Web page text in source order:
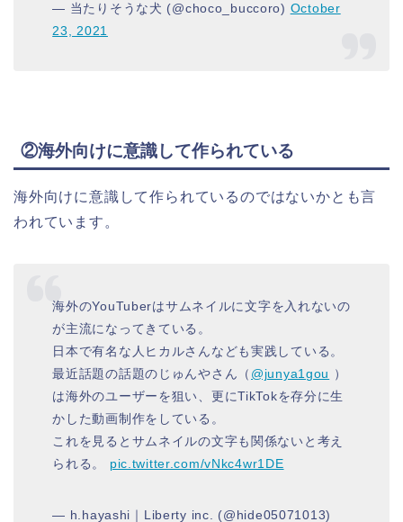
— 当たりそうな犬 (@choco_buccoro) October
23, 2021
②海外向けに意識して作られている
海外向けに意識して作られているのではないかとも言
われています。
海外のYouTuberはサムネイルに文字を入れないの
が主流になってきている。
日本で有名な人ヒカルさんなども実践している。
最近話題の話題のじゅんやさん（ @junya1gou ）
は海外のユーザーを狙い、更にTikTokを存分に生
かした動画制作をしている。
これを見るとサムネイルの文字も関係ないと考え
られる。 pic.twitter.com/vNkc4wr1DE
— h.hayashi｜Liberty inc. (@hide05071013)